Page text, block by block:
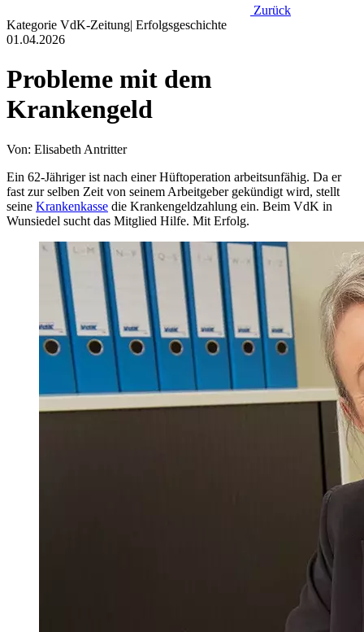
Zurück
Kategorie VdK-Zeitung| Erfolgsgeschichte
01.04.2026
Probleme mit dem
Krankengeld
Von: Elisabeth Antritter
Ein 62-Jähriger ist nach einer Hüftoperation arbeitsunfähig. Da er
fast zur selben Zeit von seinem Arbeitgeber gekündigt wird, stellt
seine Krankenkasse die Krankengeldzahlung ein. Beim VdK in
Wunsiedel sucht das Mitglied Hilfe. Mit Erfolg.